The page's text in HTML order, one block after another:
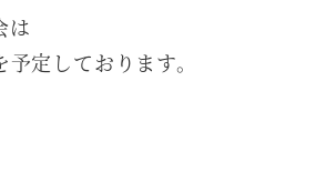
は
定しております。